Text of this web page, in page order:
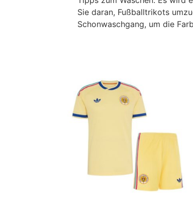
Sie daran, Fußballtrikots
Schonwaschgang, um die